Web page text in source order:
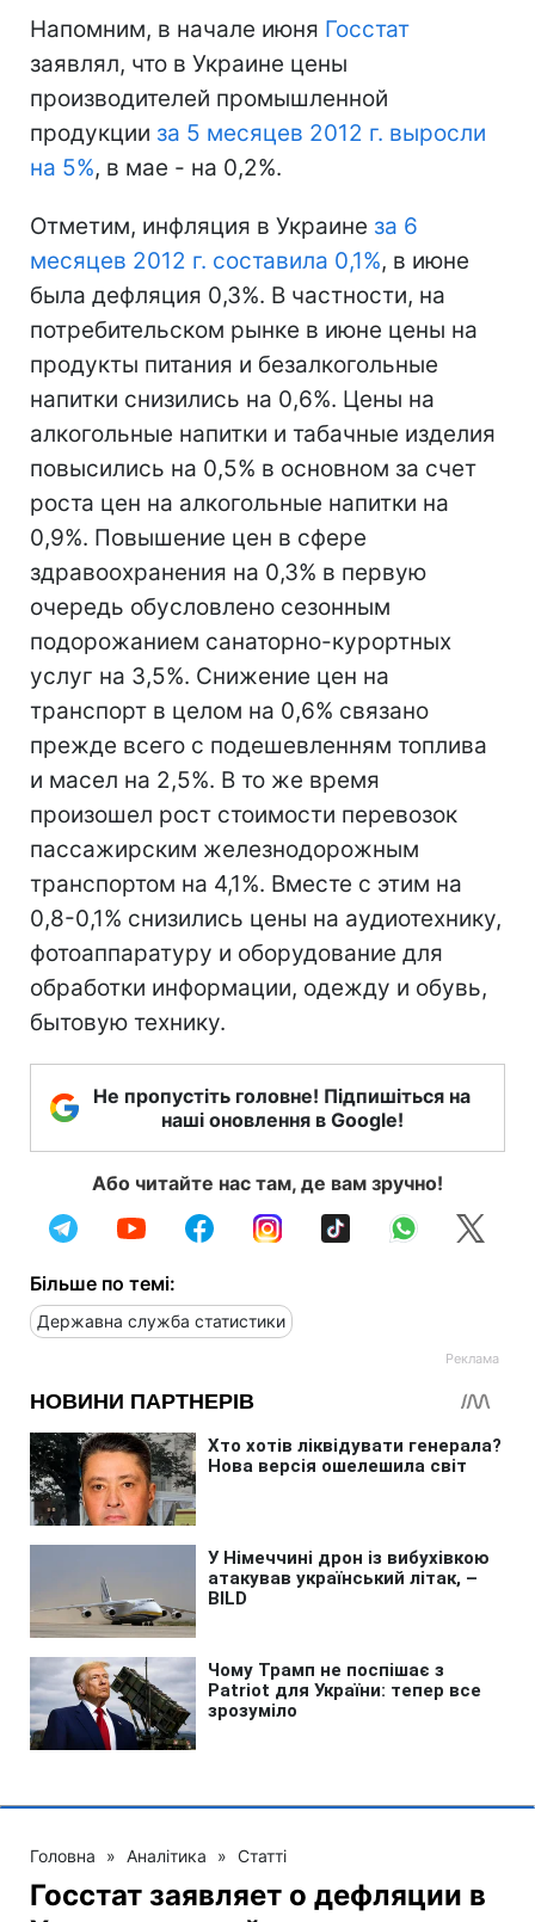
Напомним, в начале июня Госстат
заявлял, что в Украине цены
производителей промышленной
продукции за 5 месяцев 2012 г. выросли
на 5%, в мае - на 0,2%.
Отметим, инфляция в Украине за 6
месяцев 2012 г. составила 0,1%, в июне
была дефляция 0,3%. В частности, на
потребительском рынке в июне цены на
продукты питания и безалкогольные
напитки снизились на 0,6%. Цены на
алкогольные напитки и табачные изделия
повысились на 0,5% в основном за счет
роста цен на алкогольные напитки на
0,9%. Повышение цен в сфере
здравоохранения на 0,3% в первую
очередь обусловлено сезонным
подорожанием санаторно-курортных
услуг на 3,5%. Снижение цен на
транспорт в целом на 0,6% связано
прежде всего с подешевленням топлива
и масел на 2,5%. В то же время
произошел рост стоимости перевозок
пассажирским железнодорожным
транспортом на 4,1%. Вместе с этим на
0,8-0,1% снизились цены на аудиотехнику,
фотоаппаратуру и оборудование для
обработки информации, одежду и обувь,
бытовую технику.
Не пропустіть головне! Підпишіться на
наші оновлення в Google!
Або читайте нас там, де вам зручно!
Більше по темі:
Державна служба статистики
Головна » Аналітика » Статті
Госстат заявляет о дефляции в